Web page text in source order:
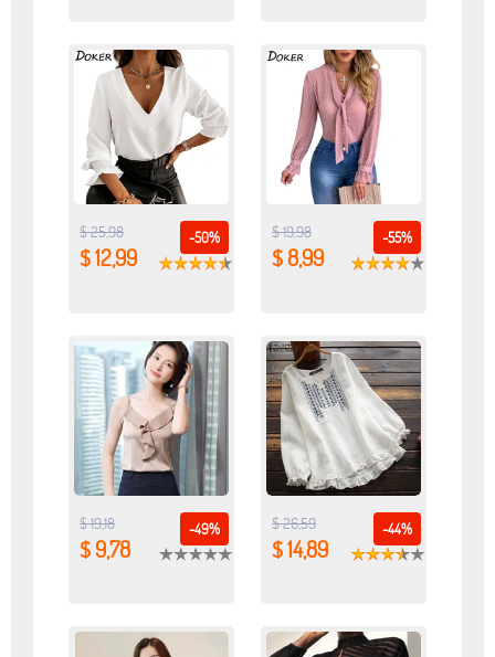
-50%
$ 25,98
$ 12,99
-55%
$ 19,98
$ 8,99
-49%
$ 19,18
$ 9,78
-44%
$ 26,59
$ 14,89